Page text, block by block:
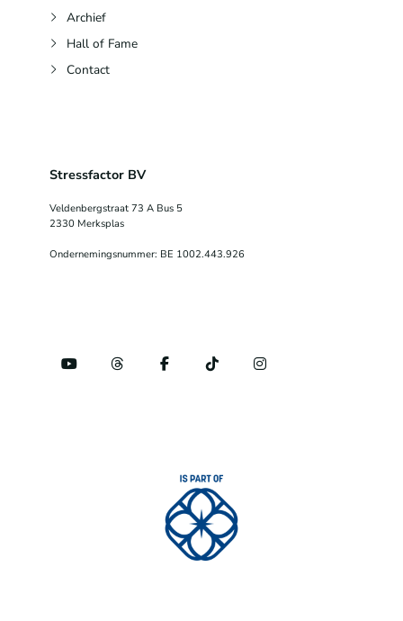
Archief
Hall of Fame
Contact
Stressfactor BV
Veldenbergstraat 73 A Bus 5
2330 Merksplas
Ondernemingsnummer: BE 1002.443.926